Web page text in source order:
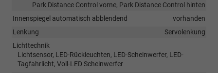
Park Distance Control vorne, Park Distance Control hinten
Innenspiegel automatisch abblendend
vorhanden
Lenkung
Servolenkung
Lichttechnik
Lichtsensor, LED-Rückleuchten, LED-Scheinwerfer, LED-
Tagfahrlicht, Voll-LED Scheinwerfer